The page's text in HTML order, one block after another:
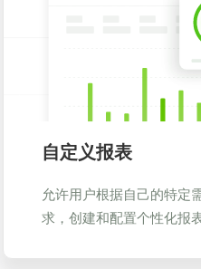
自定义报表
允许用户根据自己的特定
求，创建和配置个性化报表